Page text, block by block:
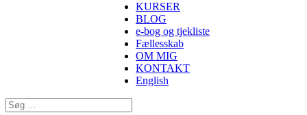
KURSER
BLOG
e-bog og tjekliste
Fællesskab
OM MIG
KONTAKT
English